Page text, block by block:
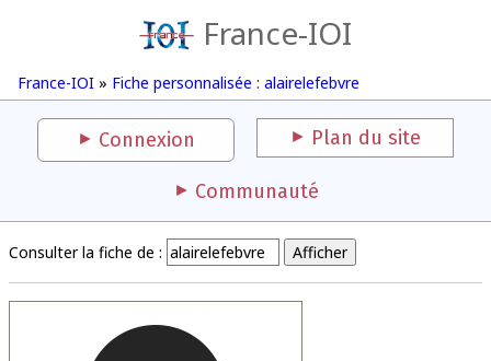
France-IOI
France-IOI » Fiche personnalisée : alairelefebvre
Connexion Plan du site
Communauté
Consulter la fiche de :